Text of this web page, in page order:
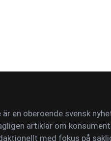
är en oberoende svensk
artiklar om
med fokus på